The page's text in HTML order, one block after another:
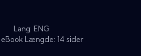
Lang: ENG
eBook Længde: 14 sider